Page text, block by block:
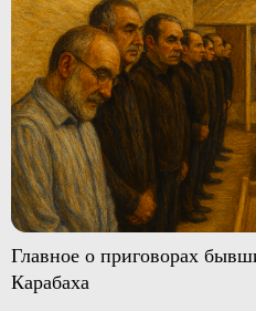
Главное о приговорах
Карабаха